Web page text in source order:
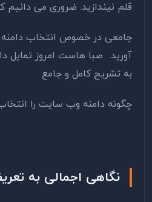
قلم نیندازید. ضروری می دانیم
جامعی در خصوص انتخاب
آورید. صبا هاست امروز تمایل
به تشریح کامل و جامع
چگونه دامنه وب سایت را
نگاهی اجمالی به